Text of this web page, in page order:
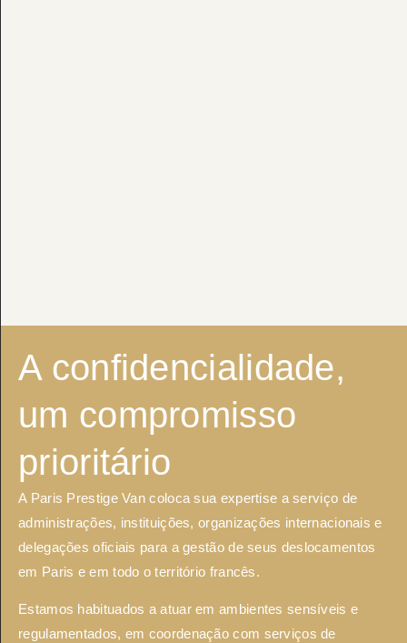
A confidencialidade,
um compromisso
prioritário
A Paris Prestige Van coloca sua expertise a serviço de
administrações, instituições, organizações internacionais e
delegações oficiais para a gestão de seus deslocamentos
em Paris e em todo o território francês.
Estamos habituados a atuar em ambientes sensíveis e
regulamentados, em coordenação com serviços de